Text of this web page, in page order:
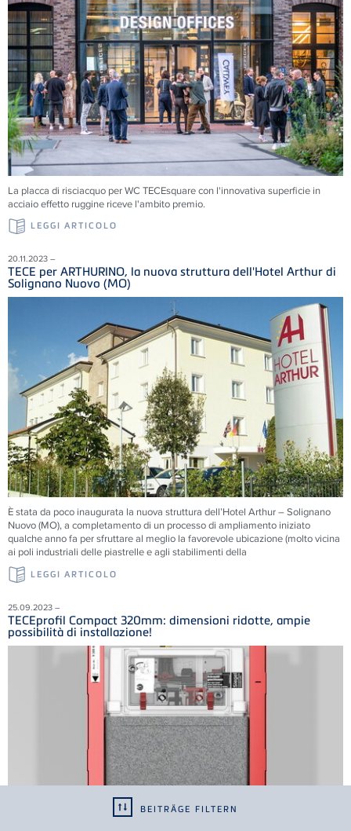
BEITRÄGE FILTERN
La placca di risciacquo per WC TECEsquare con l'innovativa superficie in
acciaio effetto ruggine riceve l'ambito premio.
LEGGI ARTICOLO
20.11.2023 –
TECE per ARTHURINO, la nuova struttura dell'Hotel Arthur di
Solignano Nuovo (MO)
È stata da poco inaugurata la nuova struttura dell’Hotel Arthur – Solignano
Nuovo (MO), a completamento di un processo di ampliamento iniziato
qualche anno fa per sfruttare al meglio la favorevole ubicazione (molto vicina
ai poli industriali delle piastrelle e agli stabilimenti della
LEGGI ARTICOLO
25.09.2023 –
TECEprofil Compact 320mm: dimensioni ridotte, ampie
possibilità di installazione!